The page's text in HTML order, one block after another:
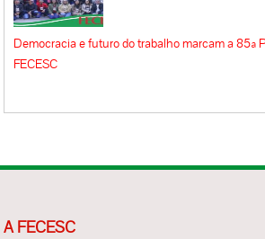
Democracia e futuro do trabalho marcam a 85ª
FECESC
A FECESC